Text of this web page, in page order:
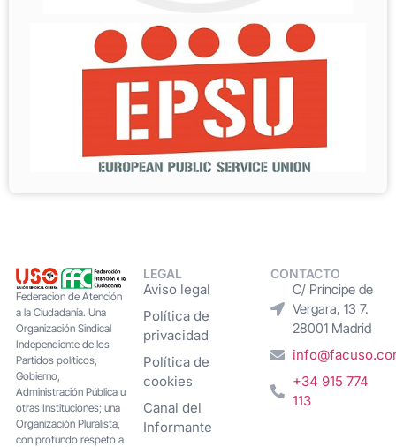
Federacion de Atención
a la Ciudadanía. Una
Organización Sindical
Independiente de los
Partidos políticos,
Gobierno,
Administración Pública u
otras Instituciones; una
Organización Pluralista,
con profundo respeto a
LEGAL
Aviso legal
Política de
privacidad
Política de
cookies
Canal del
Informante
CONTACTO
C/ Príncipe de
Vergara, 13 7.
28001 Madrid
+34 915 774
113